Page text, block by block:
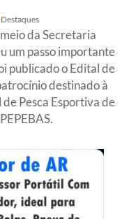
Destaques
da Secretaria
um passo importante
publicado o Edital de
destinado à
Pesca Esportiva de